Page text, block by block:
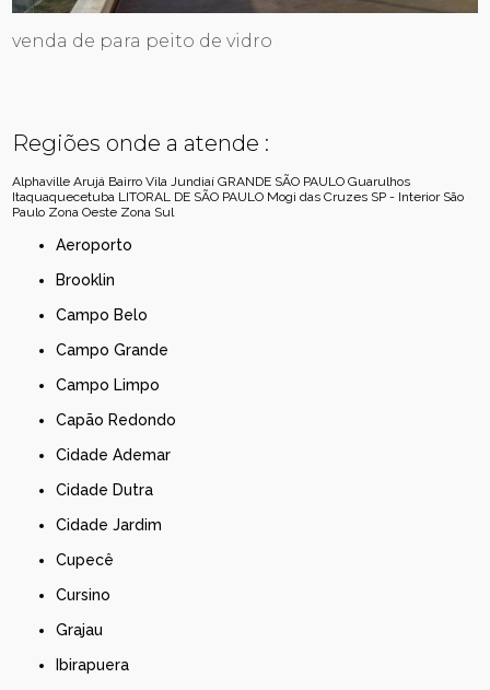
venda de para peito de vidro
Regiões onde a atende :
Alphaville Arujá Bairro Vila Jundiaí GRANDE SÃO PAULO Guarulhos
Itaquaquecetuba LITORAL DE SÃO PAULO Mogi das Cruzes SP - Interior São
Paulo Zona Oeste Zona Sul
Aeroporto
Brooklin
Campo Belo
Campo Grande
Campo Limpo
Capão Redondo
Cidade Ademar
Cidade Dutra
Cidade Jardim
Cupecê
Cursino
Grajau
Ibirapuera